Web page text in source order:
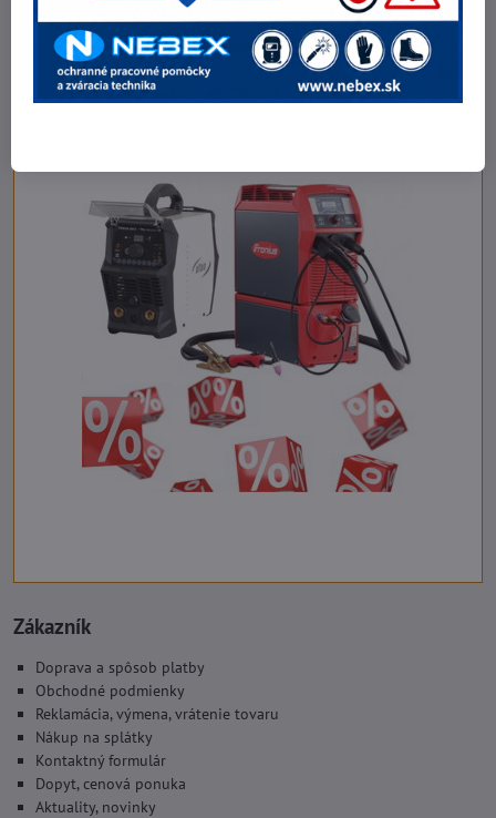
POZRI NA ZĽAVY !
Zákazník
Doprava a spôsob platby
Obchodné podmienky
Reklamácia, výmena, vrátenie tovaru
Nákup na splátky
Kontaktný formulár
Dopyt, cenová ponuka
Aktuality, novinky